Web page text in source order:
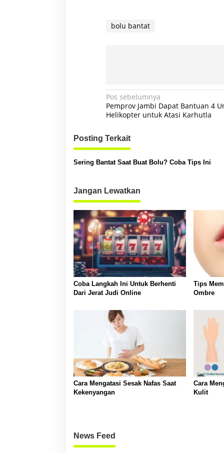
bolu bantat
N
a
i
a
s
i
p
o
s
Pos sebelumnya
Pemprov Jambi Dapat Bantuan 4
Helikopter untuk Atasi Karhutla
Posting Terkait
Sering Bantat Saat Buat Bolu? Coba Tips Ini
Jangan Lewatkan
Coba Langkah Ini Untuk Berhenti
Dari Jerat Judi Online
Tips
Ombre
Cara Mengatasi Sesak Nafas Saat
Kekenyangan
Cara
Kulit
News Feed